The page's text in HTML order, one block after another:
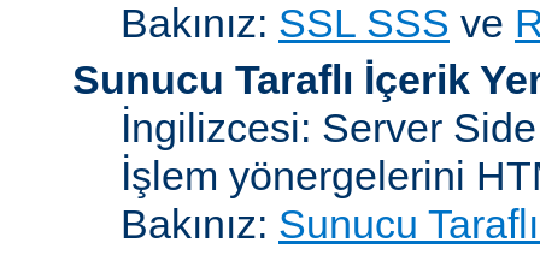
Bakınız: SSL SSS ve
Sunucu Taraflı İçerik
İngilizcesi: Server
İşlem yönergelerini
Bakınız: Sunucu